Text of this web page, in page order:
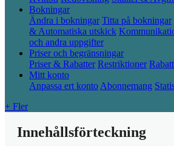
Bokningar
Ändra i bokningar Titta på bokningar
& Automatiska utskick
och andra uppgifter
Priser och begränsningar
Priser & Rabatter Restriktioner
Mitt konto
Anpassa ert konto Abonnemang
+ Fler
Innehållsförteckning